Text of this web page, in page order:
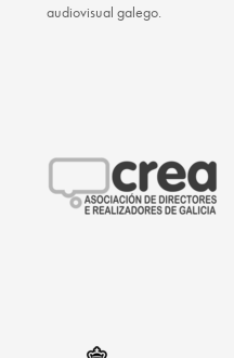
audiovisual galego.